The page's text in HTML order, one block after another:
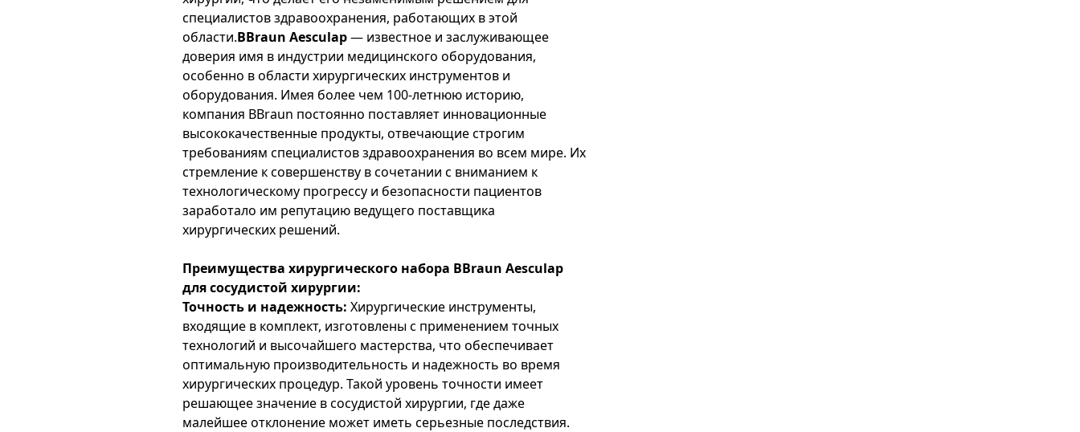
специалистов здравоохранения, работающих в этой
области.BBraun Aesculap— известное и заслуживающее
доверия имя в индустрии медицинского оборудования,
особенно в области хирургических инструментов и
оборудования. Имея более чем 100-летнюю историю,
компания BBraun постоянно поставляет инновационные
высококачественные продукты, отвечающие строгим
требованиям специалистов здравоохранения во всем мире. Их
стремление к совершенству в сочетании с вниманием к
технологическому прогрессу и безопасности пациентов
заработало им репутацию ведущего поставщика
хирургических решений.
Преимущества хирургического набора BBraun Aesculap
для сосудистой хирургии:
Точность и надежность: Хирургические инструменты,
входящие в комплект, изготовлены с применением точных
технологий и высочайшего мастерства, что обеспечивает
оптимальную производительность и надежность во время
хирургических процедур. Такой уровень точности имеет
решающее значение в сосудистой хирургии, где даже
малейшее отклонение может иметь серьезные последствия.